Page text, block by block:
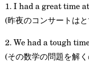
1. I had a great time
(昨夜のコンサートは
2. We had a tough
(その数学の問題を解